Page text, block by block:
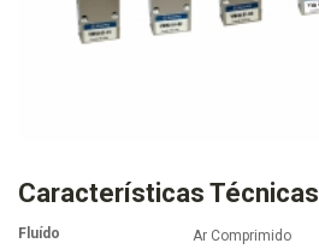
Características Técnicas
Fluído
Ar Comprimido